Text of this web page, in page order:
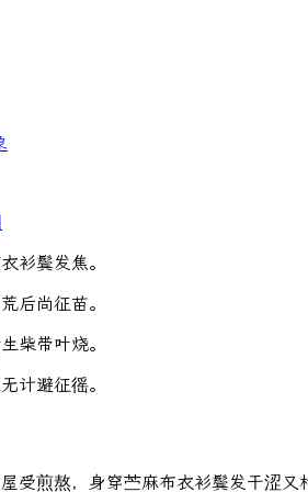
衣衫鬓发焦。
荒后尚征苗。
生柴带叶烧。
无计避征徭。
受煎熬，身穿苎麻布衣衫鬓发干涩又